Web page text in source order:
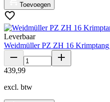
Toevoegen
Leverbaar
Weidmüller PZ ZH 16
439,99
excl. btw